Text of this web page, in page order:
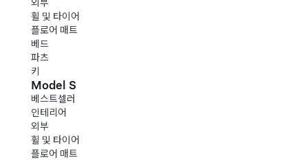
외부
휠 및 타이어
플로어 매트
베드
파츠
키
Model S
베스트셀러
인테리어
외부
휠 및 타이어
플로어 매트